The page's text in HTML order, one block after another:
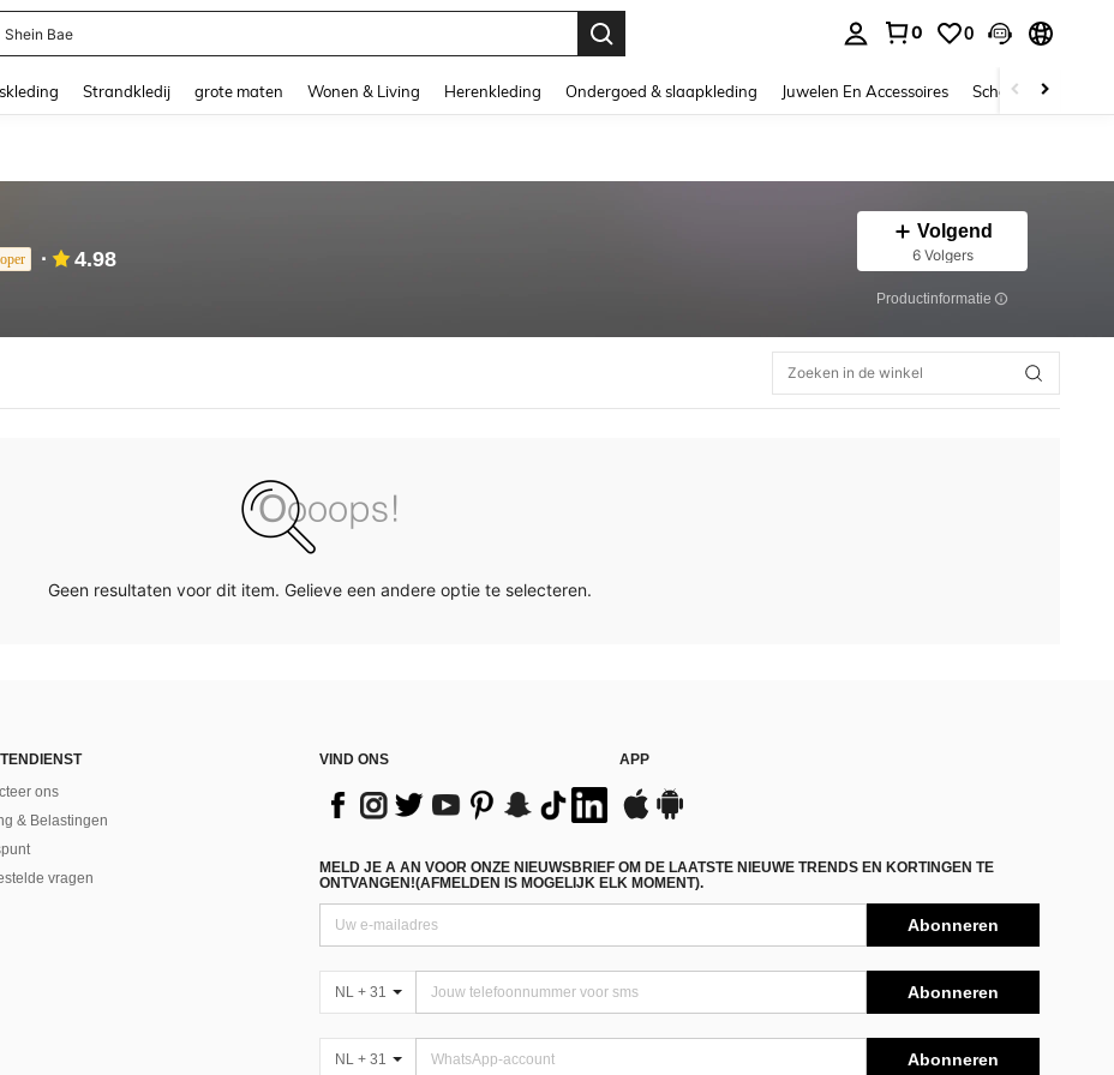
Shein Bae
0 0
Strandkledij grote maten Wonen & Living Herenkleding Ondergoed & slaapkleding Juwelen En Accessoires Schoonheid &
4.98
Volgend
6 Volgers
Productinformatie
Geen resultaten voor dit item. Gelieve een andere optie te selecteren.
ons
& Belastingen
vragen
VIND ONS APP
MELD JE A AN VOOR ONZE NIEUWSBRIEF OM DE LAATSTE NIEUWE TRENDS EN KORTINGEN TE
ONTVANGEN!(AFMELDEN IS MOGELIJK ELK MOMENT).
Abonneren
NL + 31 Abonneren
NL + 31 Abonneren